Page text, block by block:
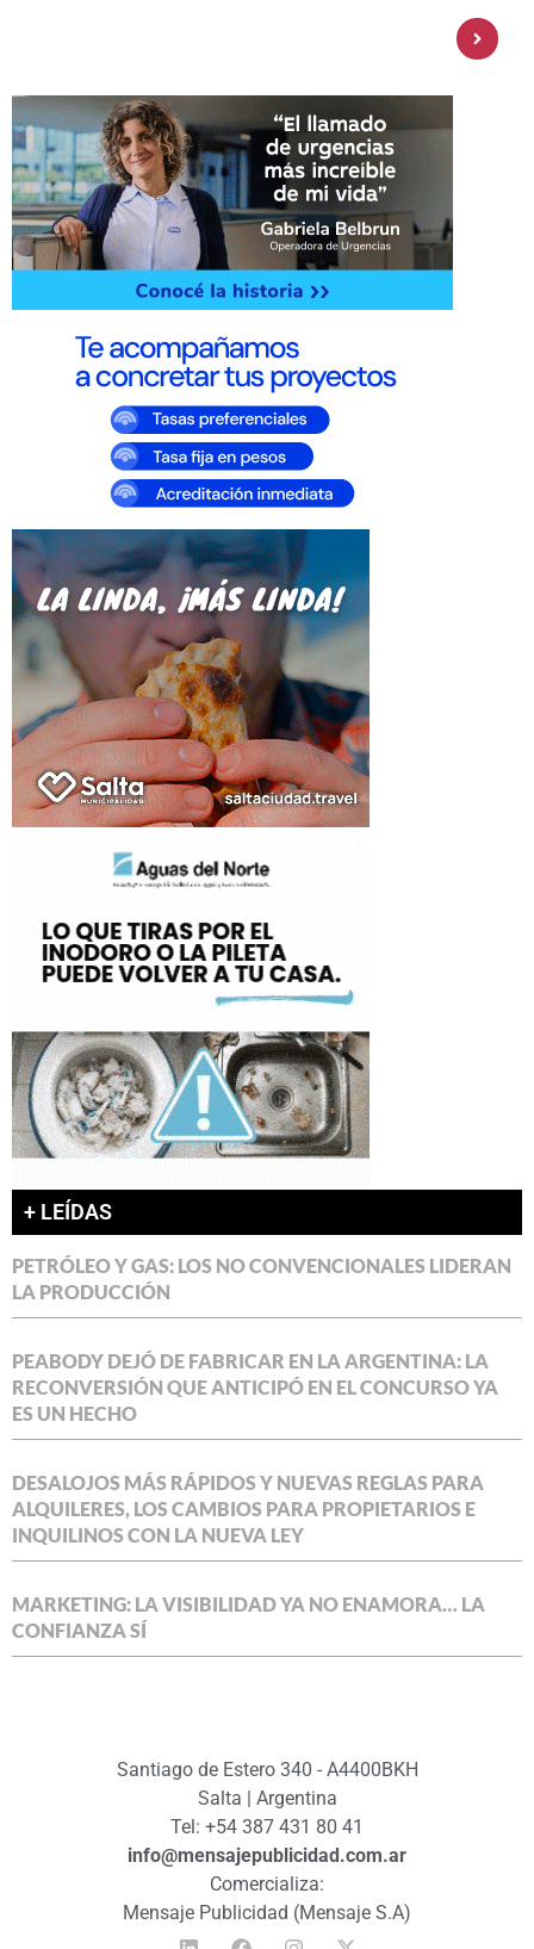
+ LEÍDAS
PETRÓLEO Y GAS: LOS NO CONVENCIONALES LIDERAN
LA PRODUCCIÓN
PEABODY DEJÓ DE FABRICAR EN LA ARGENTINA: LA
RECONVERSIÓN QUE ANTICIPÓ EN EL CONCURSO YA
ES UN HECHO
DESALOJOS MÁS RÁPIDOS Y NUEVAS REGLAS PARA
ALQUILERES, LOS CAMBIOS PARA PROPIETARIOS E
INQUILINOS CON LA NUEVA LEY
MARKETING: LA VISIBILIDAD YA NO ENAMORA… LA
CONFIANZA SÍ
Santiago de Estero 340 - A4400BKH
Salta | Argentina
Tel: +54 387 431 80 41
info@mensajepublicidad.com.ar
Comercializa:
Mensaje Publicidad (Mensaje S.A)